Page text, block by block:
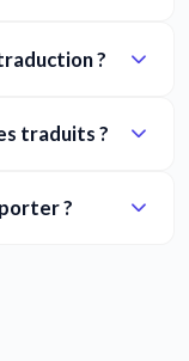
?
traduits ?
?